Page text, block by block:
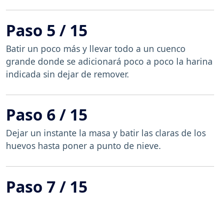
Paso 5 / 15
Batir un poco más y llevar todo a un cuenco
grande donde se adicionará poco a poco la harina
indicada sin dejar de remover.
Paso 6 / 15
Dejar un instante la masa y batir las claras de los
huevos hasta poner a punto de nieve.
Paso 7 / 15